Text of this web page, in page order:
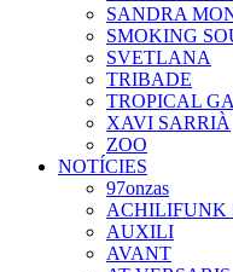
SANDRA
SMOKING
SVETLANA
TRIBADE
TROPICAL
XAVI SARRIÀ
ZOO
NOTÍCIES
97onzas
ACHILIFUNK
AUXILI
AVANT